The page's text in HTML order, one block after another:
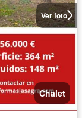
Ver foto
Chalet